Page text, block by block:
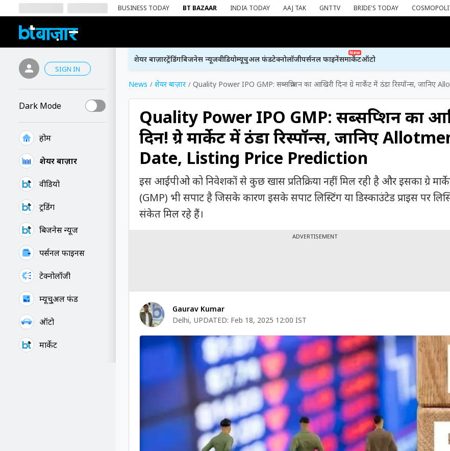
BUSINESS TODAY BT BAZAAR INDIA TODAY AAJ TAK GNTTV BRIDE'S TODAY
SIGN IN
Dark Mode
होम
शेयर बाज़ार
वीडियो
ट्रेंडिंग
बिजनेस न्यूज
पर्सनल फाइनेंस
टेक्नोलॉजी
म्यूचु्अल फंड
ऑटो
मार्केट
शेयर बाज़ारट्रेंडिंगबिजनेस न्यूजवीडियोम्यूचुअल फंडटेक्नोलॉजीपर्सनल फाइनेंस
New
मार्केटऑटो
News शेयर बाज़ार Quality Power IPO GMP: सब्सक्रिप्शन का आखिरी दिन! ग्रे मार्केट में ठंडा रिस्पॉन्स,
Quality Power IPO GMP: सब्सक्रिप्शन का
दिन! ग्रे मार्केट में ठंडा रिस्पॉन्स, जानिए
Date, Listing Price Prediction
इस आईपीओ को निवेशकों से कुछ खास प्रतिक्रिया नहीं मिल रही है और इसका ग्रे
(GMP) भी सपाट है जिसके कारण इसके सपाट लिस्टिंग या डिस्काउंटेड प्राइस पर
संकेत मिल रहे हैं।
ADVERTISEMENT
Gaurav Kumar
Delhi, UPDATED: Feb 18, 2025 12:00 IST